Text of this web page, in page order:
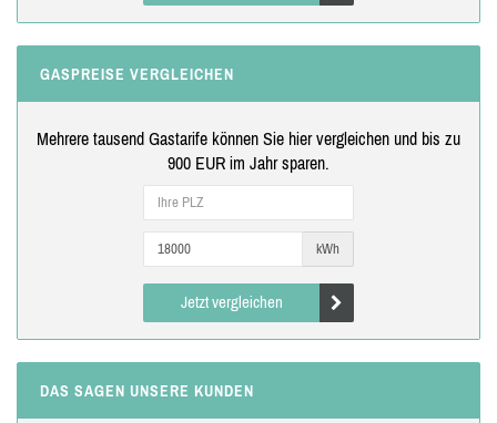
GASPREISE VERGLEICHEN
Mehrere tausend Gastarife können Sie hier vergleichen und bis zu
900 EUR im Jahr sparen.
kWh
Jetzt vergleichen
DAS SAGEN UNSERE KUNDEN